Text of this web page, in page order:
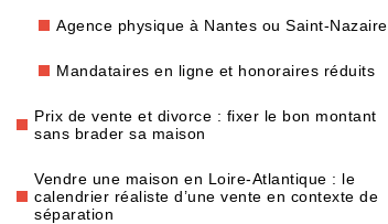
Agence physique à Nantes ou Saint-Nazaire
Mandataires en ligne et honoraires réduits
Prix de vente et divorce : fixer le bon montant
sans brader sa maison
Vendre une maison en Loire-Atlantique : le
calendrier réaliste d’une vente en contexte de
séparation